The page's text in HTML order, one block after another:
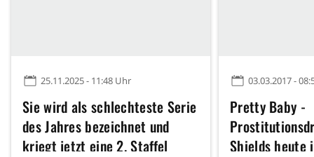
25.11.2025 - 11:48 Uhr
Sie wird als schlechteste Serie
des Jahres bezeichnet und
kriegt jetzt eine 2. Staffel
03.03.2017 -
Pretty Baby -
Shields heute